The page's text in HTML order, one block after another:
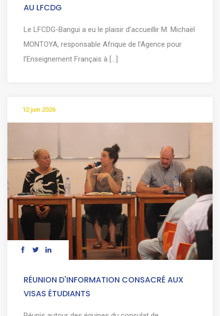
AU LFCDG
Le LFCDG-Bangui a eu le plaisir d’accueillir M. Michaël
MONTOYA, responsable Afrique de l’Agence pour
l’Enseignement Français à [...]
12 juin 2026
RÉUNION D'INFORMATION CONSACRÉ AUX
VISAS ÉTUDIANTS